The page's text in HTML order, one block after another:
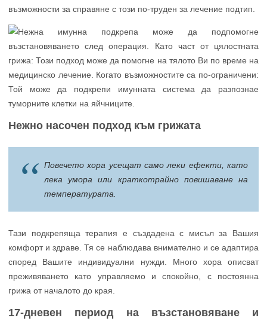
възможности за справяне с този по-труден за лечение подтип.
Нежно насочен подход към грижата
Повечето хора усещат само леки ефекти, като
лека умора или краткотрайно повишаване на
температурата.
Тази подкрепяща терапия е създадена с мисъл за Вашия
комфорт и здраве. Тя се наблюдава внимателно и се адаптира
според Вашите индивидуални нужди. Много хора описват
преживяването като управляемо и спокойно, с постоянна
грижа от началото до края.
17-дневен период на възстановяване и